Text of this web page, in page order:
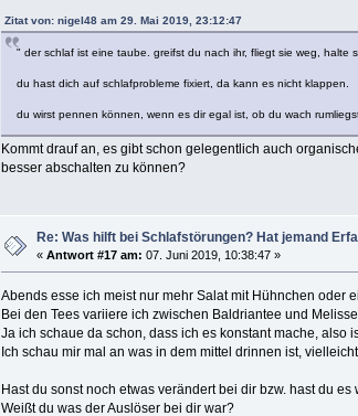
Zitat von: nigel48 am 29. Mai 2019, 23:12:47
" der schlaf ist eine taube. greifst du nach ihr, fliegt sie weg, halte
du hast dich auf schlafprobleme fixiert, da kann es nicht klappen.
du wirst pennen können, wenn es dir egal ist, ob du wach
Kommt drauf an, es gibt schon gelegentlich auch
besser abschalten zu können?
Re: Was hilft bei Schlafstörungen? Hat jemand
«Antwort #17 am: 07. Juni 2019, 10:38:47 »
Abends esse ich meist nur mehr Salat mit Hühnchen oder
Bei den Tees variiere ich zwischen Baldriantee und
Ja ich schaue da schon, dass ich es konstant mache, also
Ich schau mir mal an was in dem mittel drinnen ist,
Hast du sonst noch etwas verändert bei dir bzw. hast du
Weißt du was der Auslöser bei dir war?